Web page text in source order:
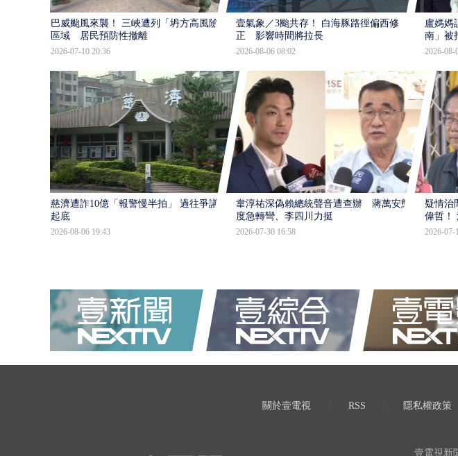
巴威颱風來襲！ 三峽遭列「坍方高風險」
區域 居民預防性撤離
2026-07-10 20:36
壹氣象／3颱共存！ 白海豚路徑偏西修
正 影響時間將拉長
2026-08-06 08:02
盧媽媽
南」被
2026-08-
慈濟遭詐10億「報警慢半拍」 過往爭議遭
起底
2026-08-06 19:43
韋淳祐深偽賴總統聲音遭查辦 蔣萬安態
度急轉彎、李四川力挺
2026-07-30 16:58
疑情治
偉哲！
2026-07-
關於壹電視 RSS 隱私權政策
壹電視新